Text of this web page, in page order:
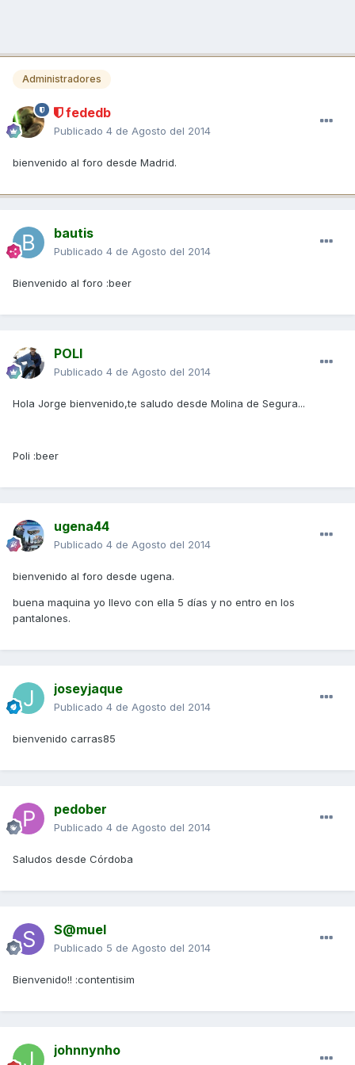
Administradores
fededb
Publicado 4 de Agosto del 2014
bienvenido al foro desde Madrid.
bautis
Publicado 4 de Agosto del 2014
Bienvenido al foro :beer
POLI
Publicado 4 de Agosto del 2014
Hola Jorge bienvenido,te saludo desde Molina de Segura...
Poli :beer
ugena44
Publicado 4 de Agosto del 2014
bienvenido al foro desde ugena.
buena maquina yo llevo con ella 5 días y no entro en los
pantalones.
joseyjaque
Publicado 4 de Agosto del 2014
bienvenido carras85
pedober
Publicado 4 de Agosto del 2014
Saludos desde Córdoba
S@muel
Publicado 5 de Agosto del 2014
Bienvenido!! :contentisim
johnnynho